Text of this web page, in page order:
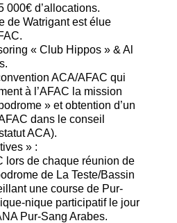
000€ d’allocations.
de Watrigant est élue
« Club Hippos » & Al
ACA/AFAC qui
à l’AFAC la mission
» et obtention d’un
dans le conseil
ACA).
» :
lors de chaque réunion de
de La Teste/Bassin
une course de Pur-
nique participatif le jour
Pur-Sang Arabes.